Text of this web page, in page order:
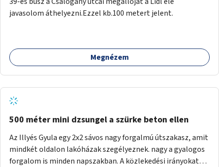
javasolom áthelyezni.Ezzel kb.100 metert jelent.
Megnézem
500 méter mini dzsungel a szürke beton ellen
Az Illyés Gyula egy 2x2 sávos nagy forgalmú útszakasz, amit
mindkét oldalon lakóházak szegélyeznek. nagy a gyalogos
forgalom is minden napszakban. A közlekedési irányokat